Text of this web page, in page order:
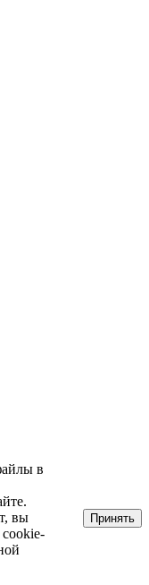
в
вы
cookie-
Принять